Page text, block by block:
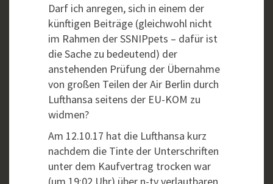
Darf ich anregen, sich in einem der
künftigen Beiträge (gleichwohl nicht
im Rahmen der SSNIPpets – dafür ist
die Sache zu bedeutend) der
anstehenden Prüfung der Übernahme
von großen Teilen der Air Berlin durch
Lufthansa seitens der EU-KOM zu
widmen?
Am 12.10.17 hat die Lufthansa kurz
nachdem die Tinte der Unterschriften
unter dem Kaufvertrag trocken war
(um 19:02 Uhr) über n-tv verlautbaren